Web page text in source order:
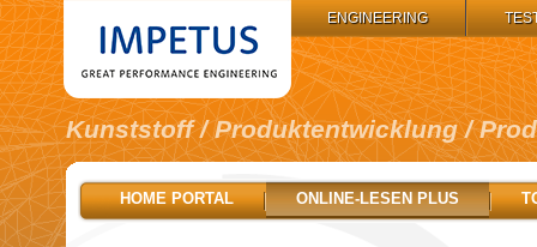
Kunststoff / Produktentwicklung /
HOME PORTAL ONLINE-LESEN PLUS
ENGINEERING